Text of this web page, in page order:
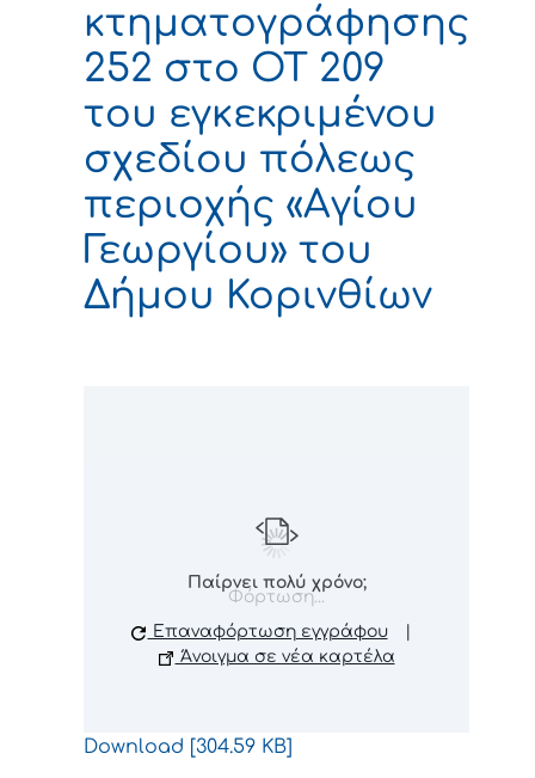
κτηματογράφησης
252 στο ΟΤ 209
του εγκεκριμένου
σχεδίου πόλεως
περιοχής «Αγίου
Γεωργίου» του
Δήμου Κορινθίων
Φόρτωση...
Παίρνει πολύ χρόνο;
Επαναφόρτωση εγγράφου
Άνοιγμα σε νέα καρτέλα
Download [304.59 KB]